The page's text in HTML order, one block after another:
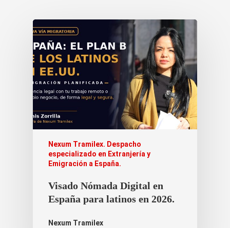
Nexum Tramilex. Despacho
especializado en Extranjería y
Emigración a España.
Visado Nómada Digital en
España para latinos en 2026.
Nexum Tramilex